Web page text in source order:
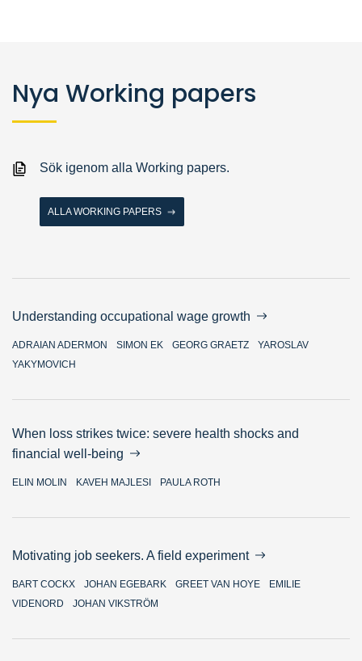
Nya Working papers
Sök igenom alla Working papers.
ALLA WORKING PAPERS
Understanding occupational wage growth
ADRAIAN ADERMON SIMON EK GEORG GRAETZ
YAROSLAV
YAKYMOVICH
When loss strikes twice: severe health shocks and
financial well-being
ELIN MOLIN KAVEH MAJLESI PAULA ROTH
Motivating job seekers. A field experiment
BART COCKX JOHAN EGEBARK GREET VAN HOYE
EMILIE
VIDENORD
JOHAN VIKSTRÖM